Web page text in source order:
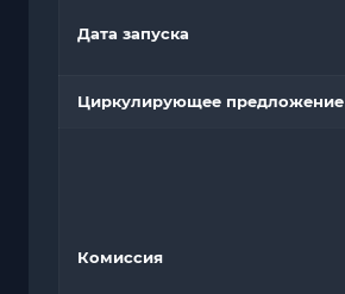
Дата запуска
Циркулирующее предложение
Комиссия